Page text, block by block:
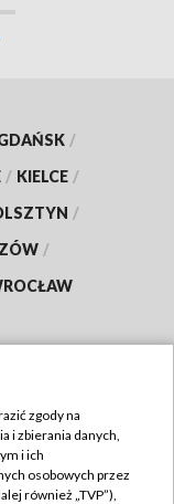
/
/ KIELCE /
/
/
zgody na
i zbierania danych,
i ich
osobowych przez
również „TVP”),